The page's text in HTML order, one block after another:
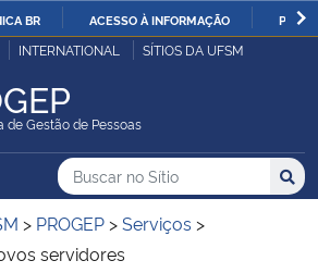
IR
BR ACESSO À INFORMAÇÃO
Pública
INTERNATIONAL SÍTIOS DA UFSM
de Gestão de Pessoas
do Sítio
Busca
Buscar no no Sítio
Busca:
> PROGEP >Serviços >
servidores